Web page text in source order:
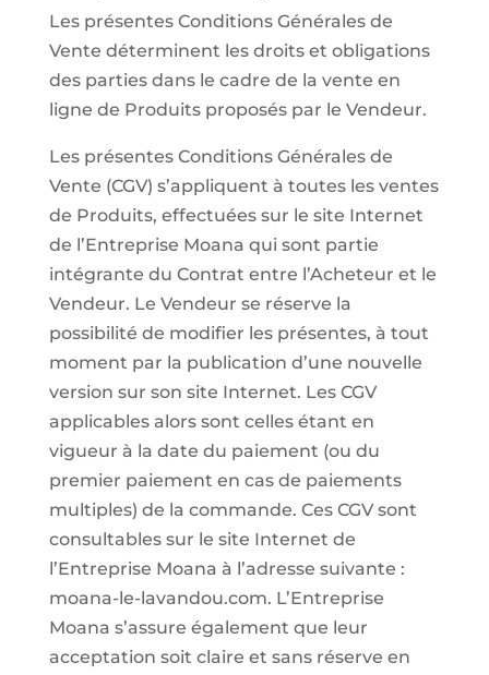
Les présentes Conditions Générales de
Vente déterminent les droits et obligations
des parties dans le cadre de la vente en
ligne de Produits proposés par le Vendeur.
Les présentes Conditions Générales de
Vente (CGV) s’appliquent à toutes les ventes
de Produits, effectuées sur le site Internet
de l’Entreprise Moana qui sont partie
intégrante du Contrat entre l’Acheteur et le
Vendeur. Le Vendeur se réserve la
possibilité de modifier les présentes, à tout
moment par la publication d’une nouvelle
version sur son site Internet. Les CGV
applicables alors sont celles étant en
vigueur à la date du paiement (ou du
premier paiement en cas de paiements
multiples) de la commande. Ces CGV sont
consultables sur le site Internet de
l’Entreprise Moana à l’adresse suivante :
moana-le-lavandou.com. L’Entreprise
Moana s’assure également que leur
acceptation soit claire et sans réserve en